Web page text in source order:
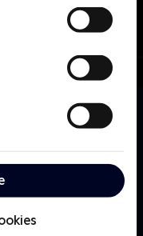
til en
psykologisk
skjulte